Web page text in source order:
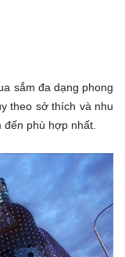
sắm đa dạng phong
theo sở thích và nhu
phù hợp nhất.